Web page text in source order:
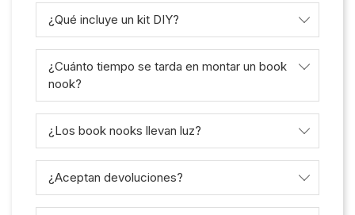
¿Qué incluye un kit DIY?
¿Cuánto tiempo se tarda en montar un book
nook?
¿Los book nooks llevan luz?
¿Aceptan devoluciones?